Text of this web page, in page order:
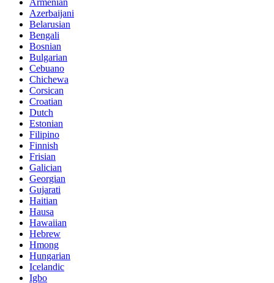
Azerbaijani
Belarusian
Bengali
Bosnian
Bulgarian
Cebuano
Chichewa
Corsican
Croatian
Dutch
Estonian
Filipino
Finnish
Frisian
Galician
Georgian
Gujarati
Haitian
Hausa
Hawaiian
Hebrew
Hmong
Hungarian
Icelandic
Igbo